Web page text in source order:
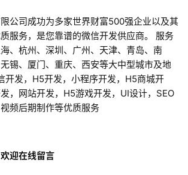
公司成功为多家世界财富500强企业以及其
服务，是您靠谱的微信开发供应商。 服务
、杭州、深圳、广州、天津、青岛、南
锡、厦门、重庆、西安等大中型城市及地
开发，H5开发，小程序开发，H5商城开
，网站开发，H5游戏开发，UI设计，SEO
频后期制作等优质服务
迎在线留言